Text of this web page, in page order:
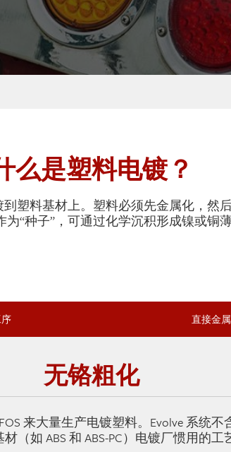
么是塑料电镀？
塑料基材上。塑料必须先金属化，然
“种子”，可通过化学沉积形成镍或铜薄
直接金
无铬粗化
来大量生产电镀塑料。Evolve 系统
（如 ABS 和 ABS-PC）电镀厂惯用的工